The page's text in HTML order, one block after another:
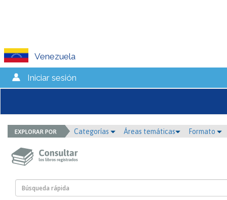
Venezuela
Iniciar sesión
Categorías Áreas temáticas Formato